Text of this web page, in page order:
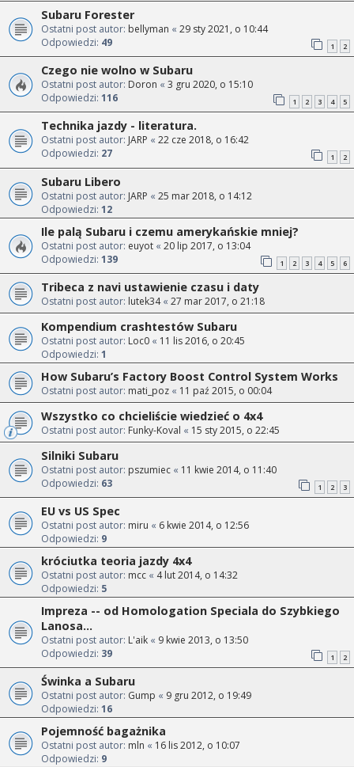
Subaru Forester
Ostatni post autor: bellyman « 29 sty 2021, o 10:44
Odpowiedzi: 49 1 2
Czego nie wolno w Subaru
Ostatni post autor: Doron « 3 gru 2020, o 15:10
Odpowiedzi: 116 1 2 3 4 5
Technika jazdy - literatura.
Ostatni post autor: JARP « 22 cze 2018, o 16:42
Odpowiedzi: 27 1 2
Subaru Libero
Ostatni post autor: JARP « 25 mar 2018, o 14:12
Odpowiedzi: 12
Ile palą Subaru i czemu amerykańskie mniej?
Ostatni post autor: euyot « 20 lip 2017, o 13:04
Odpowiedzi: 139 1 2 3 4 5 6
Tribeca z navi ustawienie czasu i daty
Ostatni post autor: lutek34« 27 mar 2017, o 21:18
Kompendium crashtestów Subaru
Ostatni post autor: Loc0 « 11 lis 2016, o 20:45
Odpowiedzi: 1
How Subaru’s Factory Boost Control System Works
Ostatni post autor: mati_poz « 11 paź 2015, o 00:04
Wszystko co chcieliście wiedzieć o 4x4
Ostatni post autor: Funky-Koval « 15 sty 2015, o 22:45
Silniki Subaru
Ostatni post autor: pszumiec « 11 kwie 2014, o 11:40
Odpowiedzi: 63 1 2 3
EU vs US Spec
Ostatni post autor: miru « 6 kwie 2014, o 12:56
Odpowiedzi: 9
króciutka teoria jazdy 4x4
Ostatni post autor: mcc « 4 lut 2014, o 14:32
Odpowiedzi: 5
Impreza -- od Homologation Speciala do Szybkiego
Lanosa...
Ostatni post autor: L'aik « 9 kwie 2013, o 13:50
Odpowiedzi: 39 1 2
Świnka a Subaru
Ostatni post autor: Gump « 9 gru 2012, o 19:49
Odpowiedzi: 16
Pojemność bagażnika
Ostatni post autor: mln « 16 lis 2012, o 10:07
Odpowiedzi: 9